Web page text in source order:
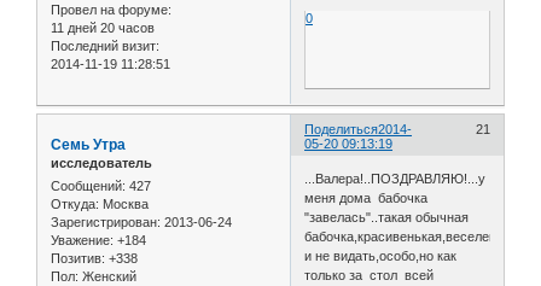
Провел на форуме:
11 дней 20 часов
Последний визит:
2014-11-19 11:28:51
0
Поделиться 21
2014-
05-20 09:13:19
Семь Утра
исследователь
Сообщений: 427
Откуда: Москва
Зарегистрирован: 2013-06-24
Уважение: +184
Позитив: +338
Пол: Женский
...Валера!..ПОЗДРАВЛЯЮ!...у
меня дома бабочка
"завелась"..такая обычная
и не видать,особо,но как
только за стол всей